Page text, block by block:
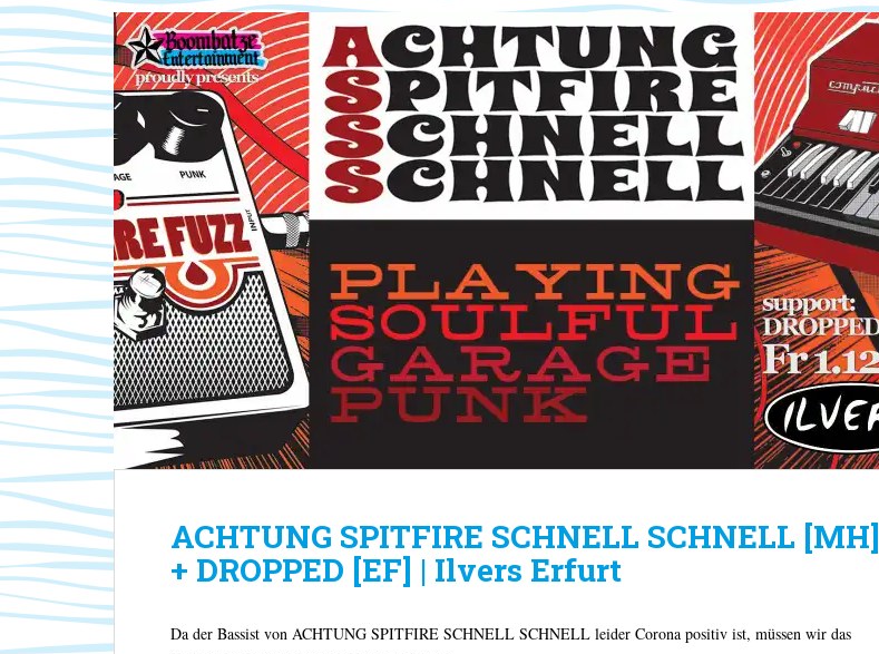
ACHTUNG SPITFIRE SCHNELL SCHNELL [MH]
+ DROPPED [EF] | Ilvers Erfurt
Da der Bassist von ACHTUNG SPITFIRE SCHNELL SCHNELL leider Corona positiv ist, müssen wir das